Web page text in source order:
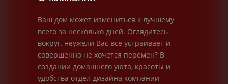
Ваш дом может измениться к лучшему
всего за несколько дней. Оглядитесь
вокруг, неужели Вас все устраивает и
совершенно не хочется перемен? В
создании домашнего уюта, красоты и
удобства отдел дизайна компании